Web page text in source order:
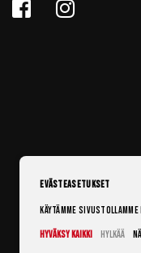
Evästeasetukset
Käytämme
Hyväksy kaikki
Hylkää